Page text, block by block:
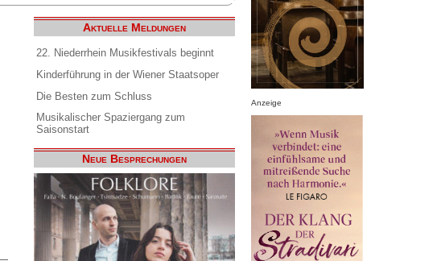
Aktuelle Meldungen
22. Niederrhein Musikfestivals beginnt
Kinderführung in der Wiener Staatsoper
Die Besten zum Schluss
Musikalischer Spaziergang zum
Saisonstart
Neue Besprechungen
Anzeige